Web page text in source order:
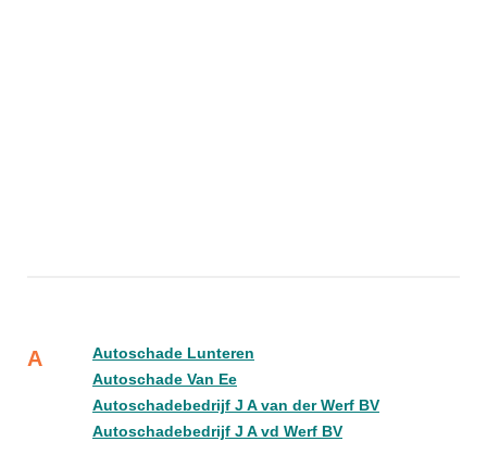
A
Autoschade Lunteren
Autoschade Van Ee
Autoschadebedrijf J A van der Werf BV
Autoschadebedrijf J A vd Werf BV